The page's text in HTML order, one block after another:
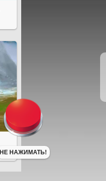
НЕ НАЖИМАТЬ!